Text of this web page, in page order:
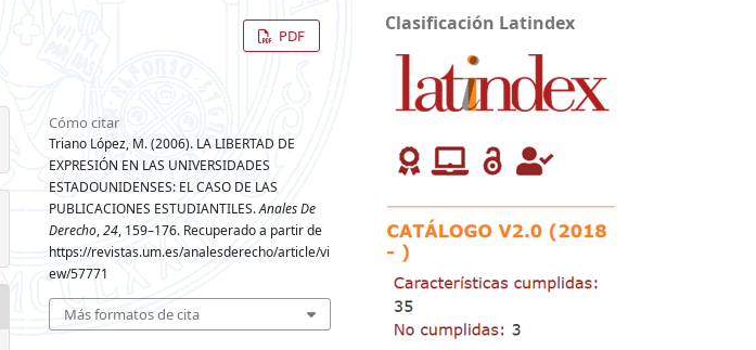
PDF
Cómo citar
Triano López, M. (2006). LA LIBERTAD DE
EXPRESIÓN EN LAS UNIVERSIDADES
ESTADOUNIDENSES: EL CASO DE LAS
PUBLICACIONES ESTUDIANTILES.Anales De
Derecho,24, 159–176. Recuperado a partir de
https://revistas.um.es/analesderecho/article/vi
ew/57771
Más formatos de cita
Clasificación Latindex